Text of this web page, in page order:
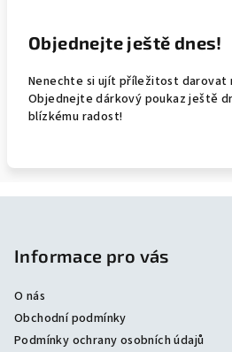
Objednejte ještě dnes!
Nenechte si ujít příležitost darovat
Objednejte dárkový poukaz ještě
blízkému radost!
Informace pro vás
O nás
Obchodní podmínky
Podmínky ochrany osobních údajů